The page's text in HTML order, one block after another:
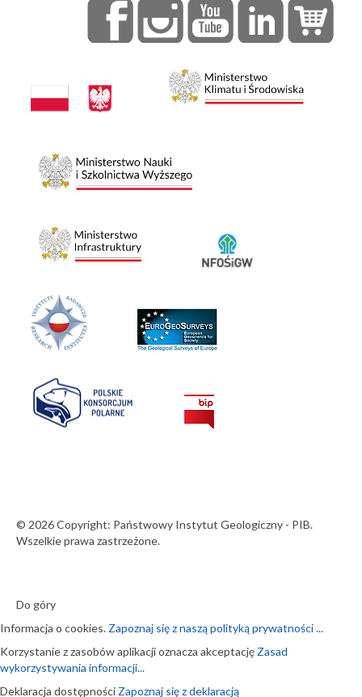
© 2026 Copyright: Państwowy Instytut Geologiczny - PIB.
Wszelkie prawa zastrzeżone.
Do góry
Informacja o cookies. Zapoznaj się z naszą polityką prywatności ...
Korzystanie z zasobów aplikacji oznacza akceptację Zasad
wykorzystywania informacji...
Deklaracja dostępności Zapoznaj się z deklaracją